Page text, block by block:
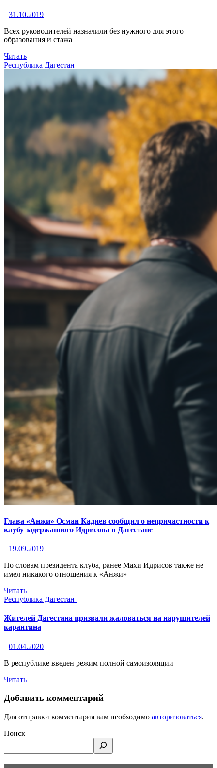
31.10.2019
Всех руководителей назначили без нужного для этого
образования и стажа
Читать
Республика Дагестан
Глава «Анжи» Осман Кадиев сообщил о непричастности к
клубу задержанного Идрисова в Дагестане
19.09.2019
По словам президента клуба, ранее Махи Идрисов также не
имел никакого отношения к «Анжи»
Читать
Республика Дагестан
Жителей Дагестана призвали жаловаться на нарушителей
карантина
01.04.2020
В республике введен режим полной самоизоляции
Читать
Добавить комментарий
Для отправки комментария вам необходимо авторизоваться.
Поиск